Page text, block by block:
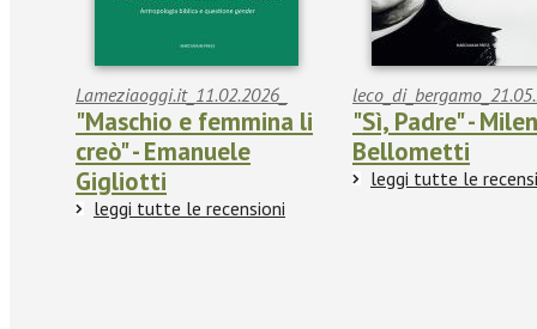
Lameziaoggi.it_11.02.2026_
"Maschio e femmina li
creò" - Emanuele
Gigliotti
leggi tutte le recensioni
"Sì, Padre" -
Bellometti
leggi tutte le